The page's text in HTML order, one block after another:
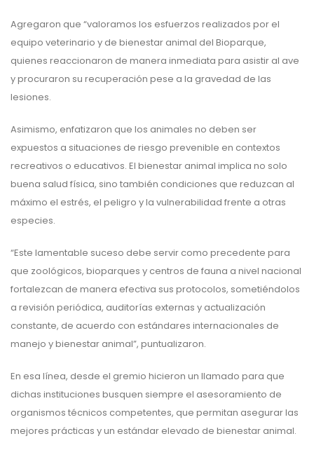
Agregaron que “valoramos los esfuerzos realizados por el
equipo veterinario y de bienestar animal del Bioparque,
quienes reaccionaron de manera inmediata para asistir al ave
y procuraron su recuperación pese a la gravedad de las
lesiones.
Asimismo, enfatizaron que los animales no deben ser
expuestos a situaciones de riesgo prevenible en contextos
recreativos o educativos. El bienestar animal implica no solo
buena salud física, sino también condiciones que reduzcan al
máximo el estrés, el peligro y la vulnerabilidad frente a otras
especies.
“Este lamentable suceso debe servir como precedente para
que zoológicos, bioparques y centros de fauna a nivel nacional
fortalezcan de manera efectiva sus protocolos, sometiéndolos
a revisión periódica, auditorías externas y actualización
constante, de acuerdo con estándares internacionales de
manejo y bienestar animal”, puntualizaron.
En esa línea, desde el gremio hicieron un llamado para que
dichas instituciones busquen siempre el asesoramiento de
organismos técnicos competentes, que permitan asegurar las
mejores prácticas y un estándar elevado de bienestar animal.